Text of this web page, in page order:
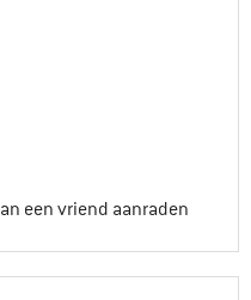
een vriend aanraden